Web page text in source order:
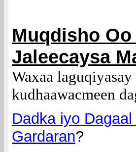
Muqdisho
Jaleecaysa
Waxaa
kudhaawacmeen
Dadka iyo
Gardaran?